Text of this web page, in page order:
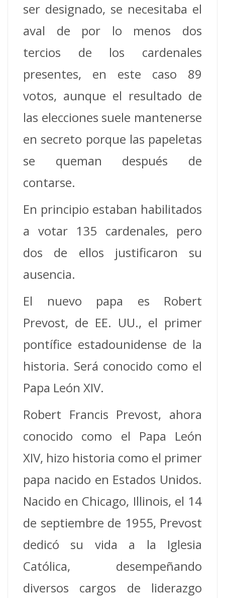
ser designado, se necesitaba el
aval de por lo menos dos
tercios de los cardenales
presentes, en este caso 89
votos, aunque el resultado de
las elecciones suele mantenerse
en secreto porque las papeletas
se queman después de
contarse.
En principio estaban habilitados
a votar 135 cardenales, pero
dos de ellos justificaron su
ausencia.
El nuevo papa es Robert
Prevost, de EE. UU., el primer
pontífice estadounidense de la
historia. Será conocido como el
Papa León XIV.
Robert Francis Prevost, ahora
conocido como el Papa León
XIV, hizo historia como el primer
papa nacido en Estados Unidos.
Nacido en Chicago, Illinois, el 14
de septiembre de 1955, Prevost
dedicó su vida a la Iglesia
Católica, desempeñando
diversos cargos de liderazgo